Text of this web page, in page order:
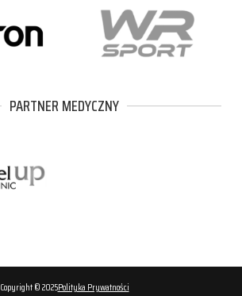
PARTNER MEDYCZNY
Copyright © 2025Polityka Prywatności